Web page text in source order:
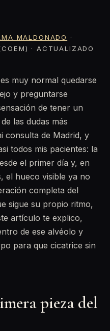
MALDONADO
·
· ACTUALIZADO
muy normal quedarse
y preguntarse
de tener un
las dudas más
consulta de Madrid, y
todos mis pacientes: la
el primer día y, en
el hueco visible ya no
completa del
sigue su propio ritmo,
artículo te explico,
de ese alvéolo y
para que cicatrice sin
pieza del